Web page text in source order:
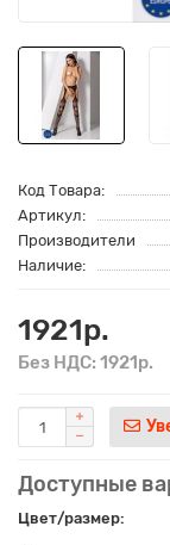
Код Товара:
Артикул:
Производители
Наличие:
1921р.
Без НДС: 1921р.
Доступные
Цвет/размер: